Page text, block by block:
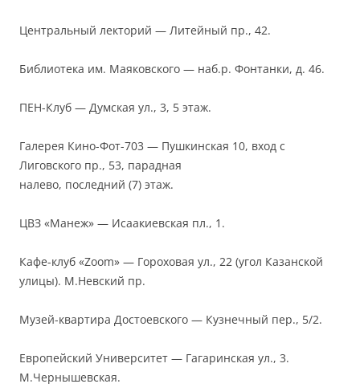
Центральный лекторий — Литейный пр., 42.
Библиотека им. Маяковского — наб.р. Фонтанки, д. 46.
ПЕН-Клуб — Думская ул., 3, 5 этаж.
Галерея Кино-Фот-703 — Пушкинская 10, вход с
Лиговского пр., 53, парадная
налево, последний (7) этаж.
ЦВЗ «Манеж» — Исаакиевская пл., 1.
Кафе-клуб «Zoom» — Гороховая ул., 22 (угол Казанской
улицы). М.Невский пр.
Музей-квартира Достоевского — Кузнечный пер., 5/2.
Европейский Университет — Гагаринская ул., 3.
М.Чернышевская.